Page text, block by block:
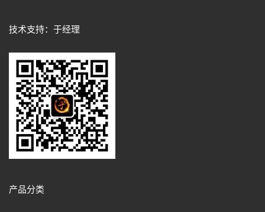
技术支持：于经理
产品分类